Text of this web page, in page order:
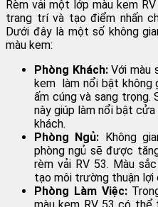
Rèm vải một lớp màu kem
trang trí và tạo điểm nhấn
Dưới đây là một số không
màu kem:
Phòng Khách:Với màu
kem làm nổi bật không
ấm cúng và sang trọng.
này giúp làm nổi bật
khách.
Phòng Ngủ: Không
phòng ngủ sẽ được
rèm vải RV 53. Màu
tạo môi trường thuận lợi
Phòng Làm Việc: